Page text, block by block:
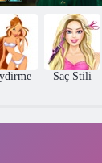
Saç Stili